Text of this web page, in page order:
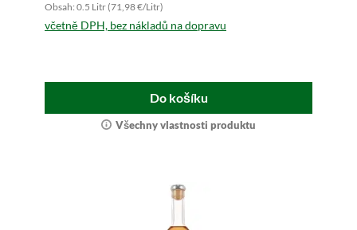
Obsah: 0.5 Litr (71,98 €/Litr)
včetně DPH, bez nákladů na dopravu
Do košíku
Všechny vlastnosti produktu